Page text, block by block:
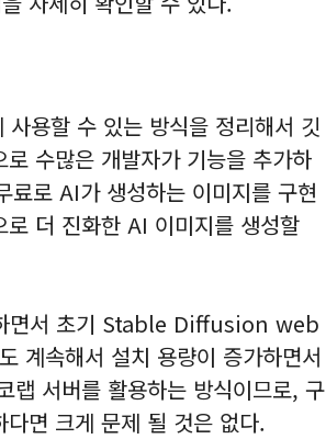
용할 수 있는 방식을 정리해서 깃
수많은 개발자가 기능을 추가하
로 AI가 생성하는 이미지를 구현
더 진화한 AI 이미지를 생성할
면서 초기 Stable Diffusion web
계속해서 설치 용량이 증가하면서
랩 서버를 활용하는 방식이므로, 구
면 크게 문제 될 것은 없다.